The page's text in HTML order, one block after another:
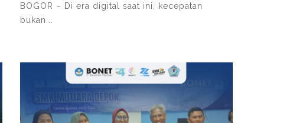
BOGOR – Di era digital saat ini, kecepatan
bukan...